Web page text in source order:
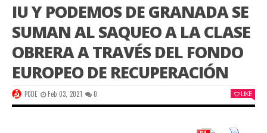
IU Y PODEMOS DE GRANADA SE
SUMAN AL SAQUEO A LA CLASE
OBRERA A TRAVÉS DEL FONDO
EUROPEO DE RECUPERACIÓN
PCOE Feb 03, 2021 0 LIKE